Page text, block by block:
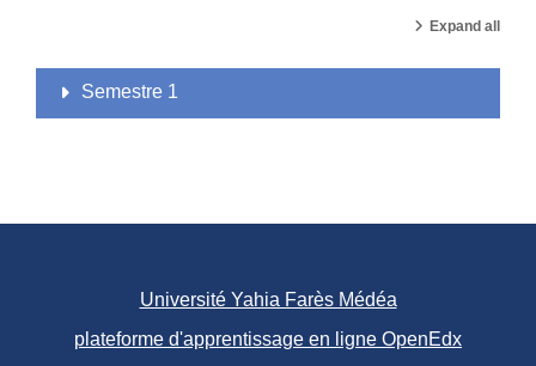
Expand all
Semestre 1
Université Yahia Farès Médéa
plateforme d'apprentissage en ligne OpenEdx